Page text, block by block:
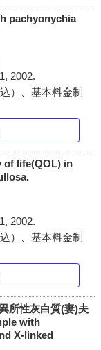
pachyonychia
2002.
）、基本料金制
of life(QOL) in
2002.
）、基本料金制
所性灰白質(妻)夫
with
X-linked